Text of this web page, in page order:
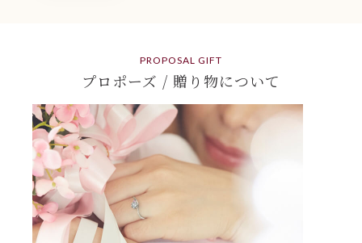
PROPOSAL GIFT
プロポーズ / 贈り物について